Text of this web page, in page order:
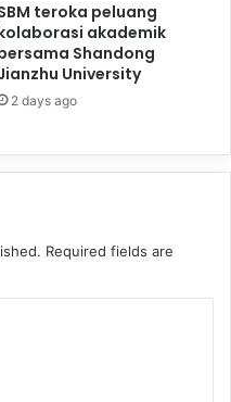
teroka peluang
akademik
Shandong
University
2 days ago
Required fields are